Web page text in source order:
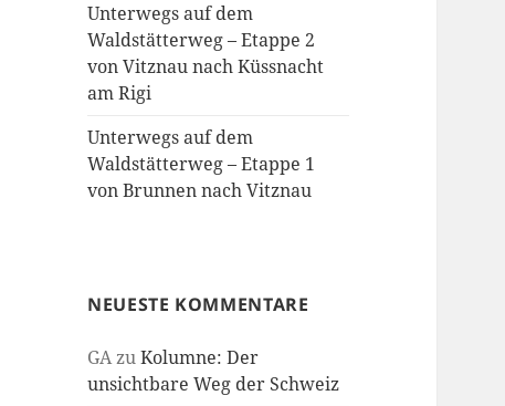
Unterwegs auf dem
Waldstätterweg – Etappe 2
von Vitznau nach Küssnacht
am Rigi
Unterwegs auf dem
Waldstätterweg – Etappe 1
von Brunnen nach Vitznau
NEUESTE KOMMENTARE
GAzuKolumne: Der
unsichtbare Weg der Schweiz